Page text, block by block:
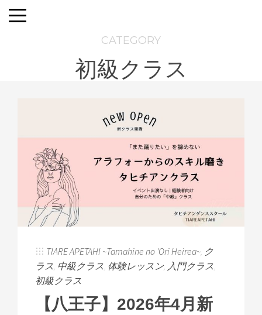
CATEGORY
初級クラス
TIARE APETAHI ~Tamahine no 'Ori Heirea~ ク
ラス 中級クラス 体験レッスン, 入門クラス
初級クラス
【八王子】2026年4月新